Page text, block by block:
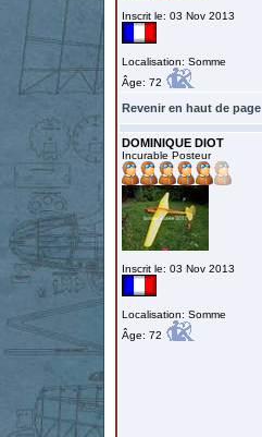
Inscrit le: 03 Nov 2013
Localisation: Somme
Âge: 72
Revenir en haut de page
DOMINIQUE DIOT
Incurable Posteur
Inscrit le: 03 Nov 2013
Localisation: Somme
Âge: 72